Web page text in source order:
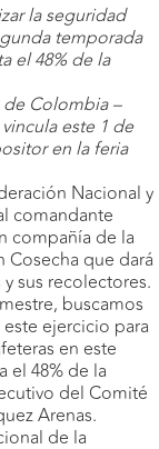
la seguridad
temporada
el 48% de la
Colombia –
este 1 de
en la feria
Nacional y
comandante
compañía de la
Cosecha que dará
sus recolectores.
buscamos
ejercicio para
en este
el 48% de la
del Comité
Arenas.
de la